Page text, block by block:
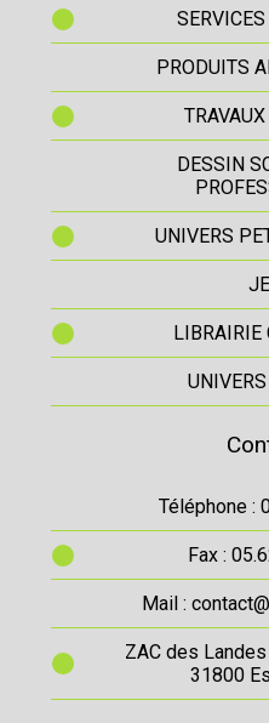
PRODUITS
DESSIN
UNIVERS
LIBRAIRIE
Téléphone :
Fax :
Mail :
ZAC des
31800